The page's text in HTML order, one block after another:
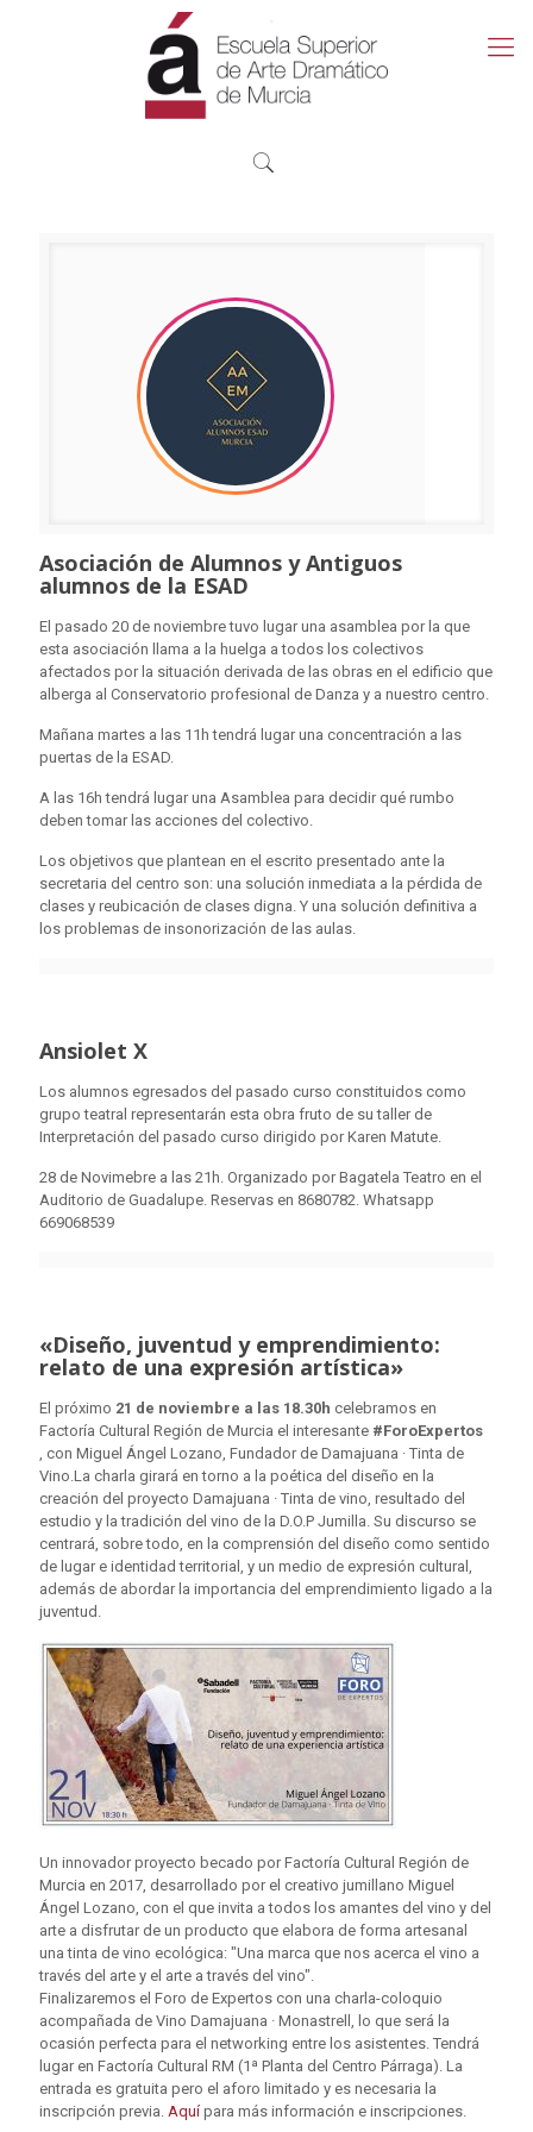
Asociación de Alumnos y Antiguos
alumnos de la ESAD
El pasado 20 de noviembre tuvo lugar una asamblea por la que
esta asociación llama a la huelga a todos los colectivos
afectados por la situación derivada de las obras en el edificio que
alberga al Conservatorio profesional de Danza y a nuestro centro.
Mañana martes a las 11h tendrá lugar una concentración a las
puertas de la ESAD.
A las 16h tendrá lugar una Asamblea para decidir qué rumbo
deben tomar las acciones del colectivo.
Los objetivos que plantean en el escrito presentado ante la
secretaria del centro son: una solución inmediata a la pérdida de
clases y reubicación de clases digna. Y una solución definitiva a
los problemas de insonorización de las aulas.
Ansiolet X
Los alumnos egresados del pasado curso constituidos como
grupo teatral representarán esta obra fruto de su taller de
Interpretación del pasado curso dirigido por Karen Matute.
28 de Novimebre a las 21h. Organizado por Bagatela Teatro en el
Auditorio de Guadalupe. Reservas en 8680782. Whatsapp
669068539
«Diseño, juventud y emprendimiento:
relato de una expresión artística»
El próximo 21 de noviembre a las 18.30h celebramos en
Factoría Cultural Región de Murcia el interesante #ForoExpertos
, con Miguel Ángel Lozano, Fundador de Damajuana · Tinta de
Vino.La charla girará en torno a la poética del diseño en la
creación del proyecto Damajuana · Tinta de vino, resultado del
estudio y la tradición del vino de la D.O.P Jumilla. Su discurso se
centrará, sobre todo, en la comprensión del diseño como sentido
de lugar e identidad territorial, y un medio de expresión cultural,
además de abordar la importancia del emprendimiento ligado a la
juventud.
Un innovador proyecto becado por Factoría Cultural Región de
Murcia en 2017, desarrollado por el creativo jumillano Miguel
Ángel Lozano, con el que invita a todos los amantes del vino y del
arte a disfrutar de un producto que elabora de forma artesanal
una tinta de vino ecológica: "Una marca que nos acerca el vino a
través del arte y el arte a través del vino".
Finalizaremos el Foro de Expertos con una charla-coloquio
acompañada de Vino Damajuana · Monastrell, lo que será la
ocasión perfecta para el networking entre los asistentes. Tendrá
lugar en Factoría Cultural RM (1ª Planta del Centro Párraga). La
entrada es gratuita pero el aforo limitado y es necesaria la
inscripción previa. Aquí para más información e inscripciones.